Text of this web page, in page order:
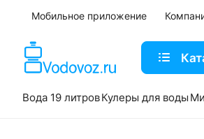
Мобильное приложение
Вода 19 литровКулеры для воды